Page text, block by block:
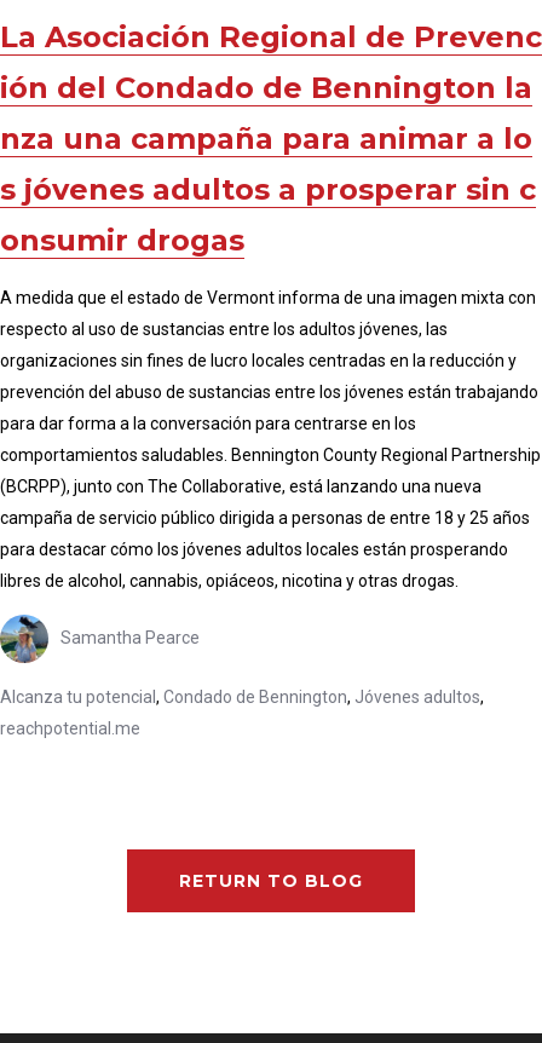
La Asociación Regional de Prevenc
ión del Condado de Bennington la
nza una campaña para animar a lo
s jóvenes adultos a prosperar sin c
onsumir drogas
A medida que el estado de Vermont informa de una imagen mixta con
respecto al uso de sustancias entre los adultos jóvenes, las
organizaciones sin fines de lucro locales centradas en la reducción y
prevención del abuso de sustancias entre los jóvenes están trabajando
para dar forma a la conversación para centrarse en los
comportamientos saludables. Bennington County Regional Partnership
(BCRPP), junto con The Collaborative, está lanzando una nueva
campaña de servicio público dirigida a personas de entre 18 y 25 años
para destacar cómo los jóvenes adultos locales están prosperando
libres de alcohol, cannabis, opiáceos, nicotina y otras drogas.
Samantha Pearce
Alcanza tu potencial , Condado de Bennington, Jóvenes adultos,
reachpotential.me
RETURN TO BLOG